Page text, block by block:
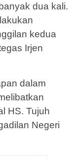
dua kali.
kedua
Irjen
dalam
HS. Tujuh
Negeri